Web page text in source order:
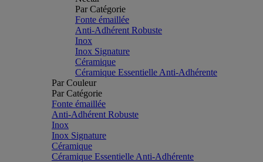
Par Catégorie
Fonte émaillée
Anti-Adhérent Robuste
Inox
Inox Signature
Céramique
Céramique Essentielle Anti-Adhérente
Par Couleur
Par Catégorie
Fonte émaillée
Anti-Adhérent Robuste
Inox
Inox Signature
Céramique
Céramique Essentielle Anti-Adhérente